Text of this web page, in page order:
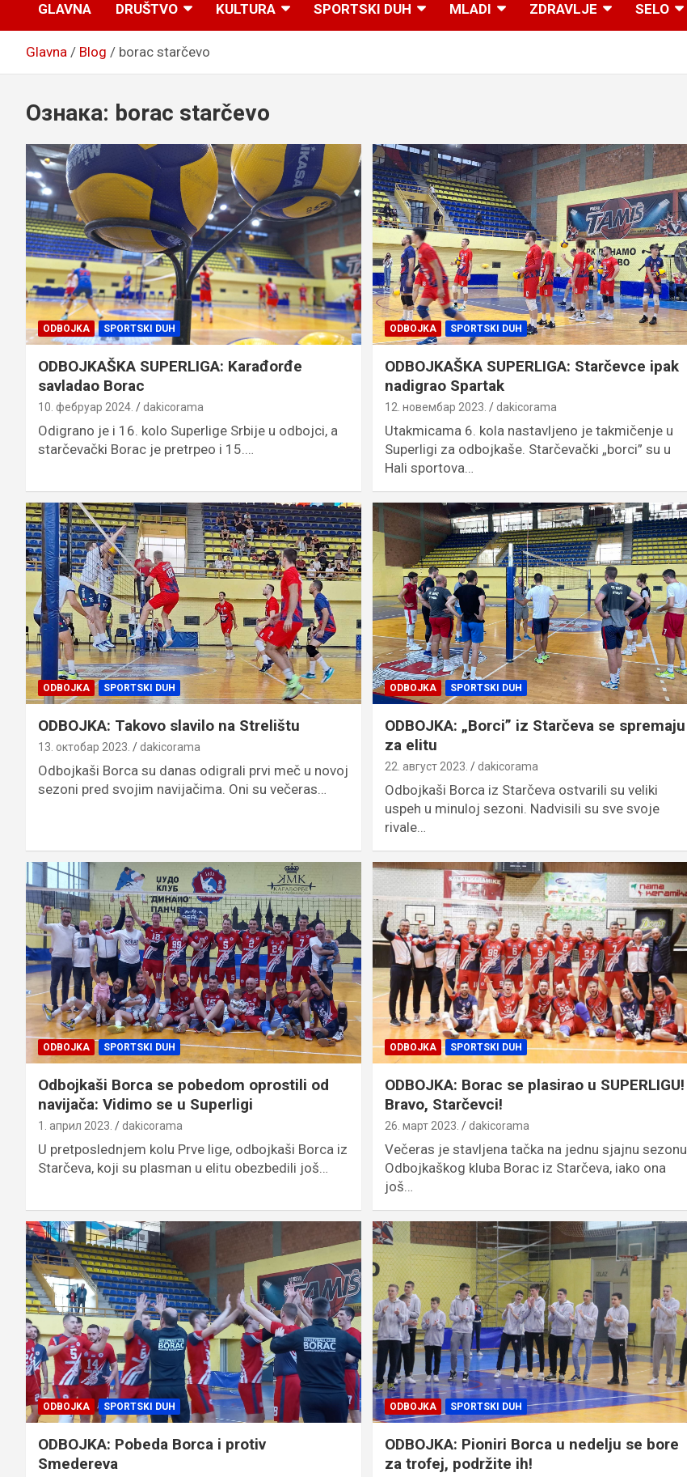
GLAVNA DRUŠTVO KULTURA SPORTSKI DUH MLADI ZDRAVLJE SELO
Glavna Blog borac starčevo
Ознака: borac starčevo
ODBOJKA SPORTSKI DUH
ODBOJKAŠKA SUPERLIGA: Karađorđe
savladao Borac
10. фебруар 2024. dakicorama
Odigrano je i 16. kolo Superlige Srbije u odbojci, a
starčevački Borac je pretrpeo i 15.…
ODBOJKA SPORTSKI DUH
ODBOJKAŠKA SUPERLIGA: Starčevce ipak
nadigrao Spartak
12. новембар 2023. dakicorama
Utakmicama 6. kola nastavljeno je takmičenje u
Superligi za odbojkaše. Starčevački „borci” su u
Hali sportova…
ODBOJKA SPORTSKI DUH
ODBOJKA: Takovo slavilo na Strelištu
13. октобар 2023. dakicorama
Odbojkaši Borca su danas odigrali prvi meč u novoj
sezoni pred svojim navijačima. Oni su večeras…
ODBOJKA SPORTSKI DUH
ODBOJKA: „Borci” iz Starčeva se spremaju
za elitu
22. август 2023. dakicorama
Odbojkaši Borca iz Starčeva ostvarili su veliki
uspeh u minuloj sezoni. Nadvisili su sve svoje
rivale…
ODBOJKA SPORTSKI DUH
Odbojkaši Borca se pobedom oprostili od
navijača: Vidimo se u Superligi
1. април 2023. dakicorama
U pretposlednjem kolu Prve lige, odbojkaši Borca iz
Starčeva, koji su plasman u elitu obezbedili još…
ODBOJKA SPORTSKI DUH
ODBOJKA: Borac se plasirao u SUPERLIGU!
Bravo, Starčevci!
26. март 2023. dakicorama
Večeras je stavljena tačka na jednu sjajnu sezonu
Odbojkaškog kluba Borac iz Starčeva, iako ona
još…
ODBOJKA SPORTSKI DUH
ODBOJKA: Pobeda Borca i protiv
Smedereva
ODBOJKA SPORTSKI DUH
ODBOJKA: Pioniri Borca u nedelju se bore
za trofej, podržite ih!